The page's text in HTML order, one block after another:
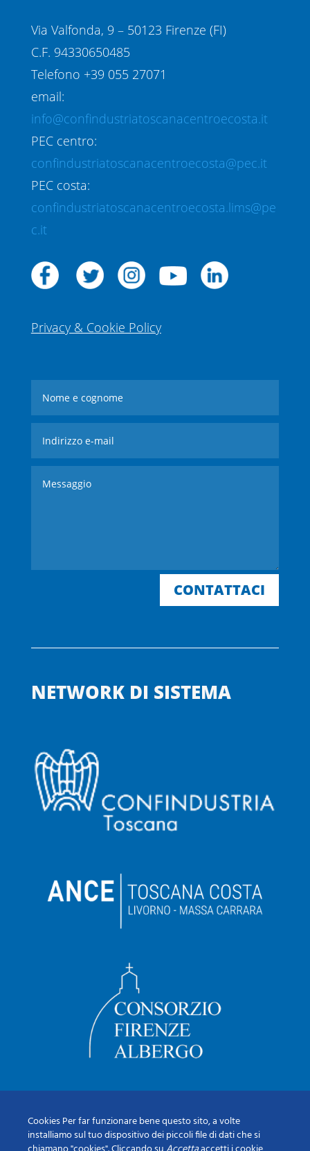
Via Valfonda, 9 – 50123 Firenze (FI)
C.F. 94330650485
Telefono +39 055 27071
email:
info@confindustriatoscanacentroecosta.it
PEC centro:
confindustriatoscanacentroecosta@pec.it
PEC costa:
confindustriatoscanacentroecosta.lims@pe
c.it
Privacy & Cookie Policy
CONTATTACI
NETWORK DI SISTEMA
Cookies Per far funzionare bene questo sito, a volte
installiamo sul tuo dispositivo dei piccoli file di dati che si